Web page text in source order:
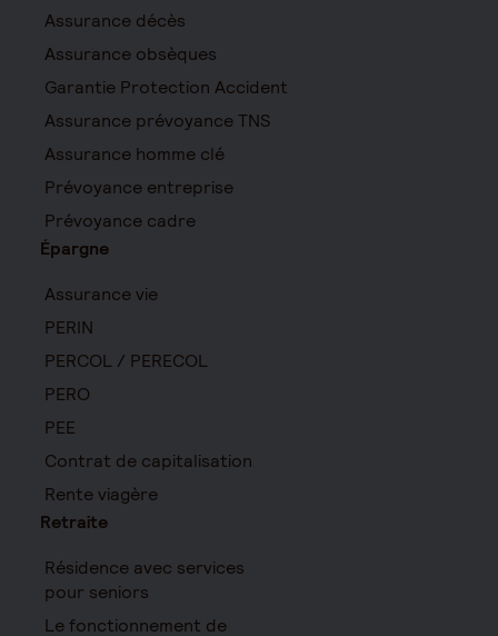
Assurance décès
Assurance obsèques
Garantie Protection Accident
Assurance prévoyance TNS
Assurance homme clé
Prévoyance entreprise
Prévoyance cadre
Épargne
Assurance vie
PERIN
PERCOL / PERECOL
PERO
PEE
Contrat de capitalisation
Rente viagère
Retraite
Résidence avec services
pour seniors
Le fonctionnement de